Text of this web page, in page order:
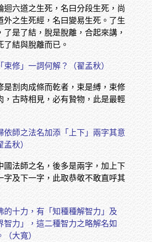
迴六道之生死，名曰分段生死，尚
外之生死經，名曰變易生死。了生
了是了結，脫是脫離，合起來講，
了結與脫離而已。
束修」一詞何解？（翟孟秋）
是割肉成條而乾者，束是縛，束修
，古時相見，必有贄物，此是最輕
依師之法名加添「上下」兩字其意
秋）
國法師之名，後多是兩字，加上下
字及下一字，此取恭敬不敢直呼其
的十力，有「知種種解智力」及
智力」，這二種智力之略解名如
（大寬）